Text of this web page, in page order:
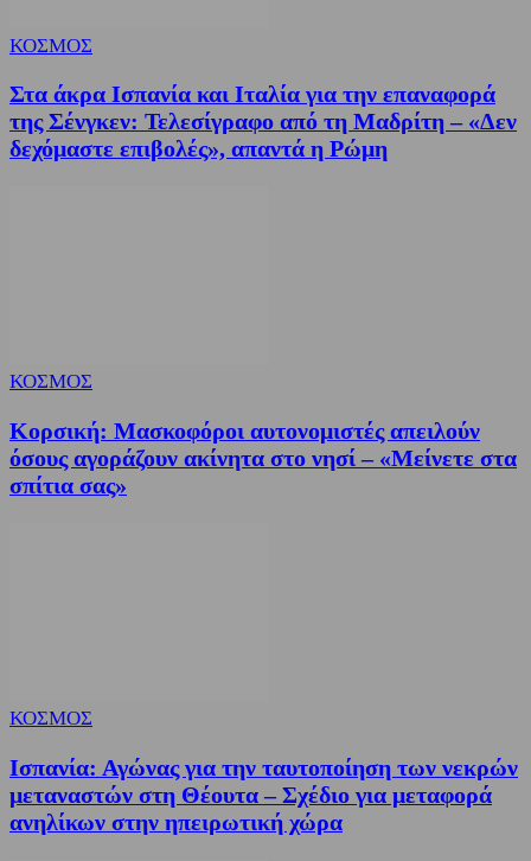
ΚΟΣΜΟΣ
Στα άκρα Ισπανία και Ιταλία για την επαναφορά
της Σένγκεν: Τελεσίγραφο από τη Μαδρίτη – «Δεν
δεχόμαστε επιβολές», απαντά η Ρώμη
ΚΟΣΜΟΣ
Κορσική: Μασκοφόροι αυτονομιστές απειλούν
όσους αγοράζουν ακίνητα στο νησί – «Μείνετε στα
σπίτια σας»
ΚΟΣΜΟΣ
Ισπανία: Αγώνας για την ταυτοποίηση των νεκρών
μεταναστών στη Θέουτα – Σχέδιο για μεταφορά
ανηλίκων στην ηπειρωτική χώρα